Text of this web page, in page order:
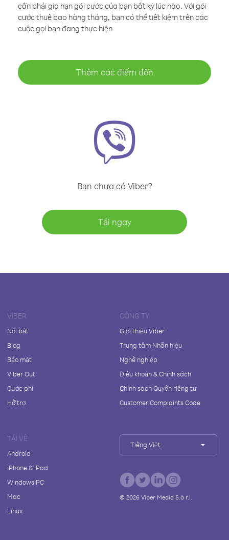
cần phải gia hạn gói cước của bạn bất kỳ lúc nào. Với gói
cước thuê bao hàng tháng, bạn có thể tiết kiệm trên các
cuộc gọi bạn đang thực hiện
Thêm các điểm đến
Bạn chưa có Viber?
Tải ngay
VIBER
Nổi bật
Blog
Bảo mật
Viber Out
Cước phí
Hỗ trợ
CÔNG TY
Giới thiệu Viber
Trung tâm Nhãn hiệu
Nghề nghiệp
Điều khoản & Chính sách
Chính sách Quyền riêng tư
Customer Complaints Code
TẢI VỀ
Android
iPhone & iPad
Windows PC
Mac
Linux
Tiếng Việt
© 2026Viber Media S.à r.l.